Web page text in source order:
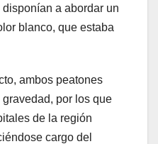
disponían a abordar un
blanco, que estaba
ambos peatones
por los que
de la región
cargo del